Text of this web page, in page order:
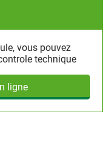
vous pouvez
technique
ligne